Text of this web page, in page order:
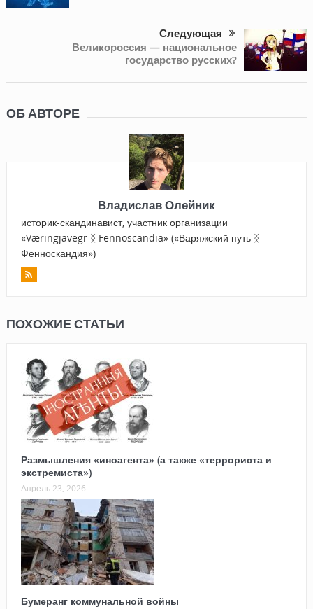
Следующая
Великороссия — национальное
государство русских?
ОБ АВТОРЕ
Владислав Олейник
историк-скандинавист, участник организации
«Væringjavegr ᛝ Fennoscandia» («Варяжский путь ᛝ
Фенноскандия»)
ПОХОЖИЕ СТАТЬИ
Размышления «иноагента» (а также «террориста и
экстремиста»)
Апрель 23, 2026
Бумеранг коммунальной войны